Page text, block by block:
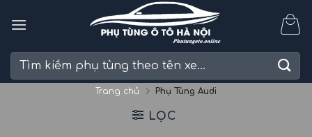
Tìm
Trang chủ Phụ Tùng Audi
LỌC